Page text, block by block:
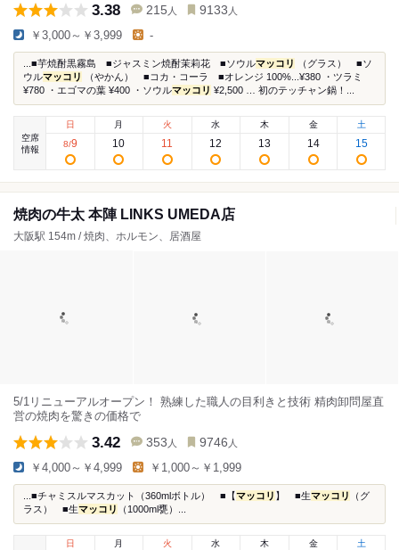
3.38 215 人 9133 人
￥3,000～￥3,999 -
...■芋焼酎黒霧島 ■ジャスミン焼酎茉莉花 ■ソウルマッコリ
（グラス） ■ソ
ウルマッコリ
（やかん） ■コカ・コーラ ■オレンジ 100%...¥380 ・ツラミ
¥780 ・エゴマの葉 ¥400 ・ソウルマッコリ ¥2,500 … 初のテッチャン鍋！...
空席
情報
日
8/9
月
10
火
11
水
12
木
13
金
14
土
15
焼肉の牛太 本陣 LINKS UMEDA店
大阪駅 154m / 焼肉、ホルモン、居酒屋
5/1リニューアルオープン！ 熟練した職人の目利きと技術 精肉卸問屋直
営の焼肉を驚きの価格で
3.42 353 人 9746 人
￥4,000～￥4,999 ￥1,000～￥1,999
...■チャミスルマスカット（360mlボトル） ■【マッコリ 】 ■生マッコリ
（グ
ラス） ■生マッコリ （1000ml甕）...
日
月 火 水 木 金 土